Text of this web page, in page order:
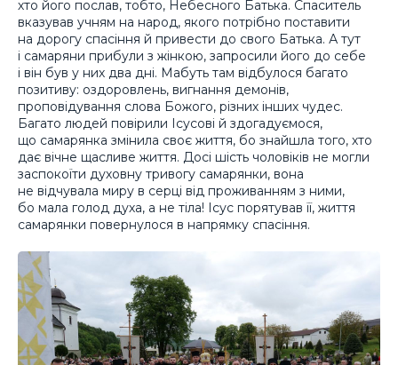
хто його послав, тобто, Небесного Батька. Спаситель
вказував учням на народ, якого потрібно поставити
на дорогу спасіння й привести до свого Батька. А тут
і самаряни прибули з жінкою, запросили його до себе
і він був у них два дні. Мабуть там відбулося багато
позитиву: оздоровлень, вигнання демонів,
проповідування слова Божого, різних інших чудес.
Багато людей повірили Ісусові й здогадуємося,
що самарянка змінила своє життя, бо знайшла того, хто
дає вічне щасливе життя. Досі шість чоловіків не могли
заспокоїти духовну тривогу самарянки, вона
не відчувала миру в серці від проживанням з ними,
бо мала голод духа, а не тіла! Ісус порятував її, життя
самарянки повернулося в напрямку спасіння.